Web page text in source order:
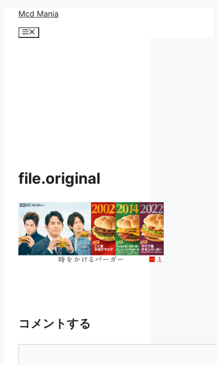
Mcd Mania
メ
file.original
コメントする